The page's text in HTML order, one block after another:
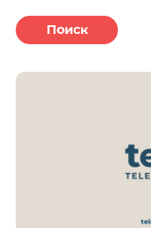
Поиск